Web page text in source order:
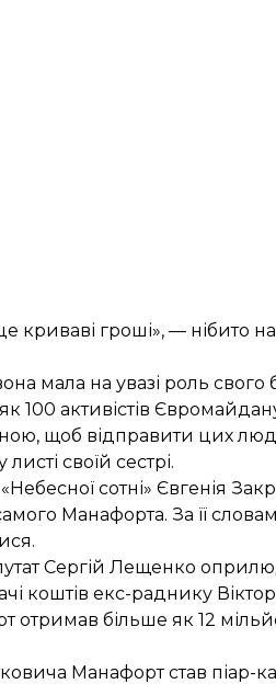
гроші», — нібито
мала на увазі роль свого
100 активістів
щоб відправити цих
своїй сестрі.
сотні» Євгенія
Манафорта. За її
Сергій Лещенко
коштів екс-раднику
отримав більше як 12
Манафорт став піар-